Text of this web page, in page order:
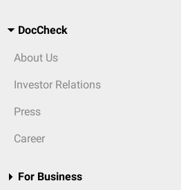
DocCheck
About Us
Investor Relations
Press
Career
For Business